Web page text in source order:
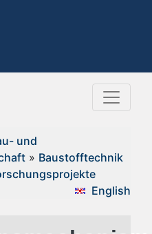
und
» Baustofftechnik
English